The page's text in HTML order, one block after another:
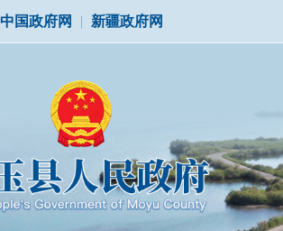
中国政府网 | 新疆政府网